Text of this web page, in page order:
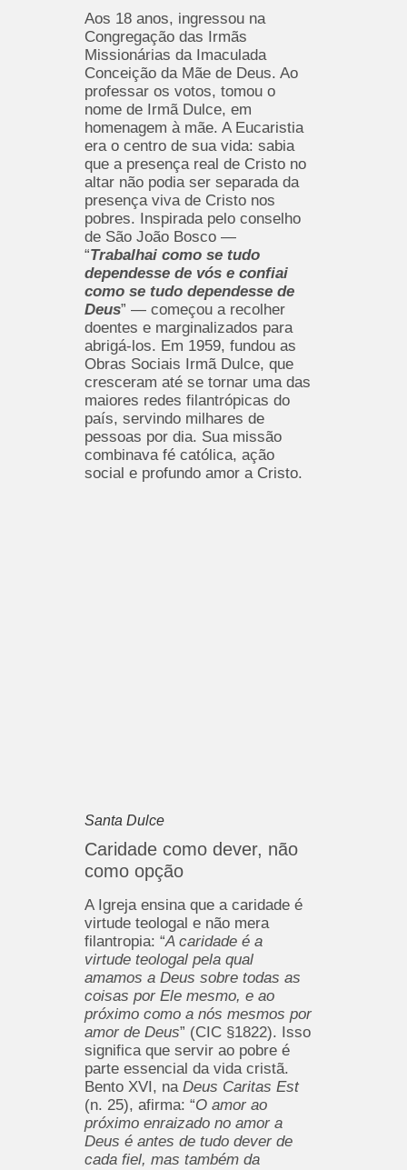
Aos 18 anos, ingressou na
Congregação das Irmãs
Missionárias da Imaculada
Conceição da Mãe de Deus. Ao
professar os votos, tomou o
nome de Irmã Dulce, em
homenagem à mãe. A Eucaristia
era o centro de sua vida: sabia
que a presença real de Cristo no
altar não podia ser separada da
presença viva de Cristo nos
pobres. Inspirada pelo conselho
de São João Bosco —
“Trabalhai como se tudo
dependesse de vós e confiai
como se tudo dependesse de
Deus” — começou a recolher
doentes e marginalizados para
abrigá-los. Em 1959, fundou as
Obras Sociais Irmã Dulce, que
cresceram até se tornar uma das
maiores redes filantrópicas do
país, servindo milhares de
pessoas por dia. Sua missão
combinava fé católica, ação
social e profundo amor a Cristo.
Santa Dulce
Caridade como dever, não
como opção
A Igreja ensina que a caridade é
virtude teologal e não mera
filantropia: “A caridade é a
virtude teologal pela qual
amamos a Deus sobre todas as
coisas por Ele mesmo, e ao
próximo como a nós mesmos por
amor de Deus” (CIC §1822). Isso
significa que servir ao pobre é
parte essencial da vida cristã.
Bento XVI, naDeus Caritas Est
(n. 25), afirma: “O amor ao
próximo enraizado no amor a
Deus é antes de tudo dever de
cada fiel, mas também da